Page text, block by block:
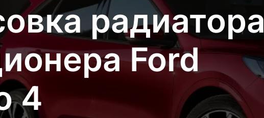
радиатора
Ford
4